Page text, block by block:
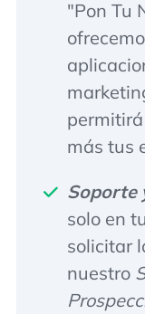
"Pon Tu
más tus
Soporte
solo en
solicitar
nuestro